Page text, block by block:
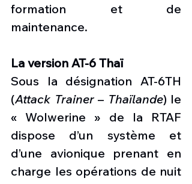
formation et de
maintenance.
La version AT-6 Thaï
Sous la désignation AT-6TH
(Attack Trainer – Thaïlande) le
« Wolwerine » de la RTAF
dispose d’un système et
d’une avionique prenant en
charge les opérations de nuit